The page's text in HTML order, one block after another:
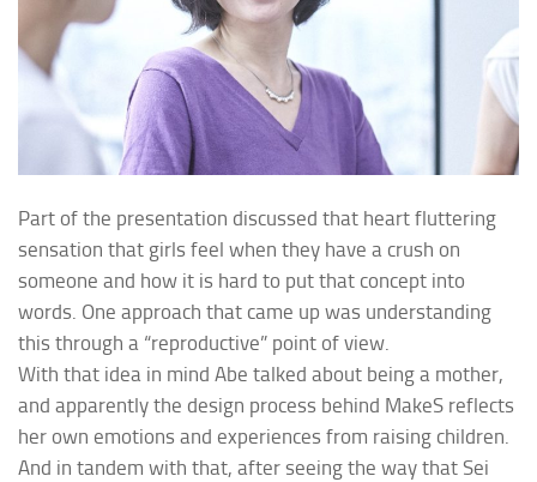
Part of the presentation discussed that heart fluttering
sensation that girls feel when they have a crush on
someone and how it is hard to put that concept into
words. One approach that came up was understanding
this through a “reproductive” point of view.
With that idea in mind Abe talked about being a mother,
and apparently the design process behind MakeS reflects
her own emotions and experiences from raising children.
And in tandem with that, after seeing the way that Sei